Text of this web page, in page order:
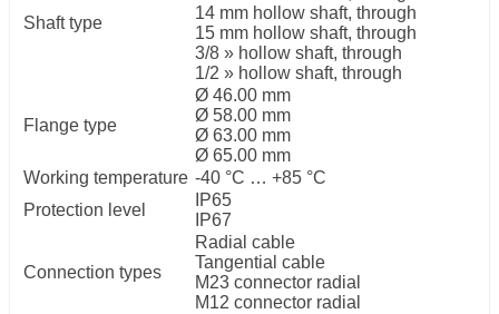
Shaft type
14 mm hollow shaft, through
15 mm hollow shaft, through
3/8 » hollow shaft, through
1/2 » hollow shaft, through
Flange type
Ø 46.00 mm
Ø 58.00 mm
Ø 63.00 mm
Ø 65.00 mm
Working temperature -40 °C … +85 °C
Protection level
IP65
IP67
Connection types
Radial cable
Tangential cable
M23 connector radial
M12 connector radial